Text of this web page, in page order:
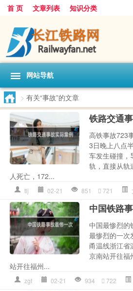
首 页 文章列表 知识分类
网站导航
> 有关“事故”的文章
铁路交通
高铁事故723
3日晚上八点
车发生碰撞，
轨，直接从轨
人死亡，172...
tlj 02-21 851 721
中国铁路
中国最惨烈的
最惨烈的一次
甬温线浙江省
京南站开往福
站开往福州...
zgt 02-21 934 722